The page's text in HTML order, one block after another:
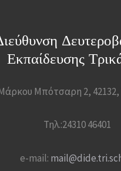
Εκπαίδευσης
Μπότσαρη 2, 42132,
Τηλ.:24310 46401
e-mail: